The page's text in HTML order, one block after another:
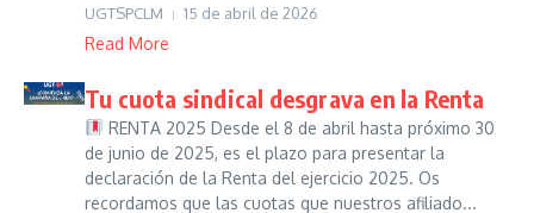
UGTSPCLM 15 de abril de 2026
Read More
Tu cuota sindical desgrava en la Renta
RENTA 2025 Desde el 8 de abril hasta próximo 30
de junio de 2025, es el plazo para presentar la
declaración de la Renta del ejercicio 2025. Os
recordamos que las cuotas que nuestros afiliado...